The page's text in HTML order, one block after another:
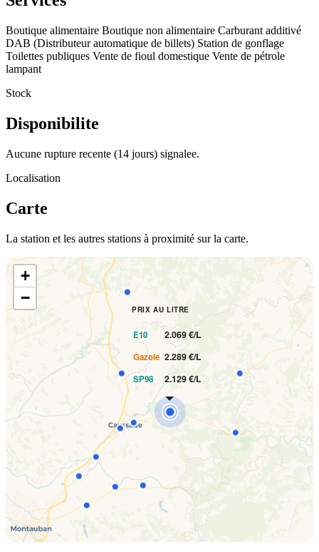
Boutique alimentaire Boutique non alimentaire Carburant additivé
DAB (Distributeur automatique de billets) Station de gonflage
Toilettes publiques Vente de fioul domestique Vente de pétrole
lampant
Stock
Disponibilite
Aucune rupture recente (14 jours) signalee.
Localisation
Carte
La station et les autres stations à proximité sur la carte.
PRIX AU LITRE
E10 2.069 €/L
Gazole 2.289 €/L
SP98 2.129 €/L
+
−